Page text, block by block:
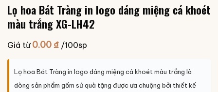
Lọ hoa Bát Tràng in logo dáng miệng cá khoét
màu trắng XG-LH42
Giá từ 0.00₫ /100sp
Lọ hoa Bát Tràng in logo dáng miệng cá khoét màu trắng là
dòng sản phẩm gốm sứ quà tặng được ưa chuộng bởi thiết kế